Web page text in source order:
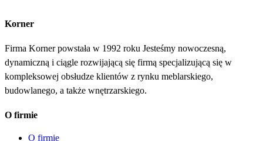
Korner
Firma Korner powstała w 1992 roku Jesteśmy nowoczesną,
dynamiczną i ciągle rozwijającą się firmą specjalizującą się w
kompleksowej obsłudze klientów z rynku meblarskiego,
budowlanego, a także wnętrzarskiego.
O firmie
O firmie